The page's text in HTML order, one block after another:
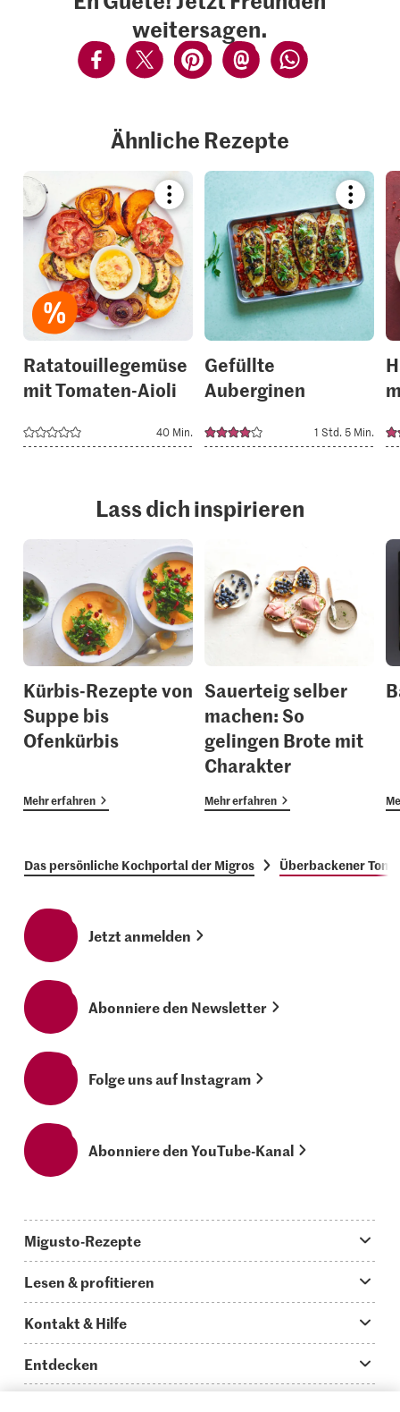
weitersagen.
Ähnliche Rezepte
Bookmark
recipe
or
add
it
to
your
collections.
Ratatouillegemüse
mit Tomaten-Aioli
40 Min.
recipe
or
add
it
to
your
Gefüllte
Auberginen
1 Std. 5 Min.
Lass dich inspirieren
Kürbis-Rezepte von
Suppe bis
Ofenkürbis
Mehr erfahren
Sauerteig selber
machen: So
gelingen Brote mit
Charakter
Mehr erfahren
Das persönliche Kochportal der Migros Überbackener
Jetzt anmelden
Abonniere den Newsletter
Folge uns auf Instagram
Abonniere den YouTube-Kanal
Migusto-Rezepte
Was koche ich heute?
Hauptgerichte
Schnelle & einfache Rezepte
Lesen & profitieren
Storys
How to-Videos
Kontakt & Hilfe
Infos zum Kochen mit Migusto
Entdecken
Supermarkt